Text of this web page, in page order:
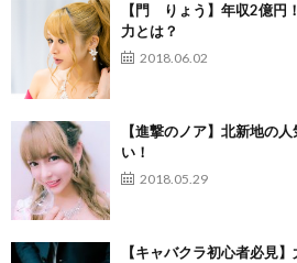
【門 りょう】年収2億円
力とは？
2018.06.02
【進撃のノア】北新地の
い！
2018.05.29
【キャバクラ初心者必見